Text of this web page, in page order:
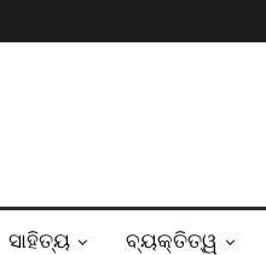
ସାହିତ୍ୟ ବ୍ୟକ୍ତିତ୍ୱ